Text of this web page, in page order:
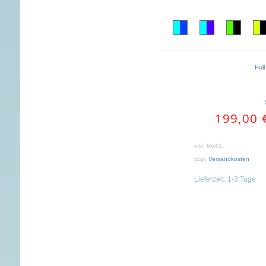
199,00
inkl. MwSt.
zzgl. Versandkosten
Lieferzeit: 1-3 Tage